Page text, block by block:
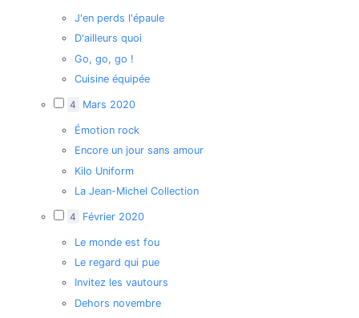
J'en perds l'épaule
D'ailleurs quoi
Go, go, go !
Cuisine équipée
4 Mars 2020
Émotion rock
Encore un jour sans amour
Kilo Uniform
La Jean-Michel Collection
4 Février 2020
Le monde est fou
Le regard qui pue
Invitez les vautours
Dehors novembre